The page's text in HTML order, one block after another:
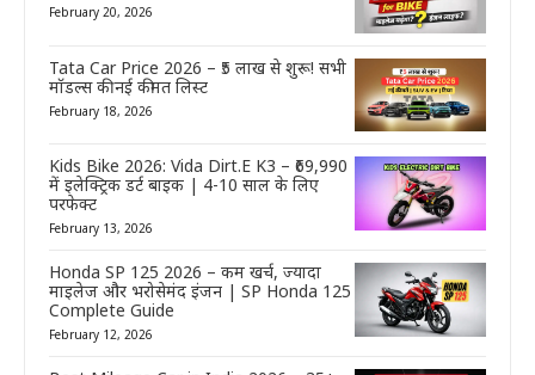
February 20, 2026
Tata Car Price 2026 – ₹5 लाख से शुरू! सभी
मॉडल्स की नई कीमत लिस्ट
February 18, 2026
Kids Bike 2026: Vida Dirt.E K3 – ₹69,990
में इलेक्ट्रिक डर्ट बाइक | 4-10 साल के लिए
परफेक्ट
February 13, 2026
Honda SP 125 2026 – कम खर्च, ज्यादा
माइलेज और भरोसेमंद इंजन | SP Honda 125
Complete Guide
February 12, 2026